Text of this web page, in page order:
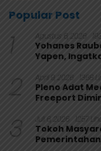
Popular Post
1 Agustus 6, 2026
Yohanes
Yapen,
2 April 9, 2026 1368
Pleno Adat
Freeport
3 Juli 6, 2026 1257 Lihat
Tokoh
Pemerintahan